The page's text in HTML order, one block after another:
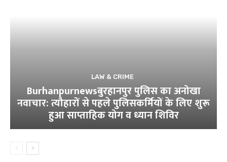
LAW & CRIME
Burhanpurnewsबुरहानपुर पुलिस का अनोखा
नवाचार: त्यौहारों से पहले पुलिसकर्मियों के लिए शुरू
हुआ साप्ताहिक योग व ध्यान शिविर